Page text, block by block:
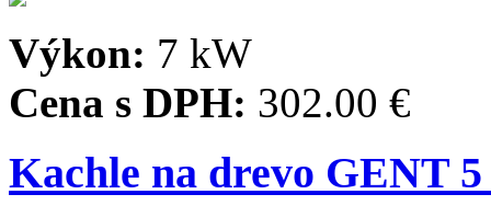
Výkon: 7 kW
Cena s DPH: 302.00 €
Kachle na drevo GENT